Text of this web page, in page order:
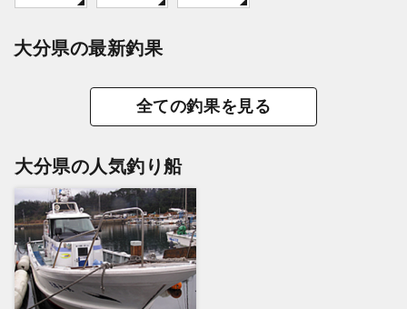
大分県の最新釣果
全ての釣果を見る
大分県の人気釣り船